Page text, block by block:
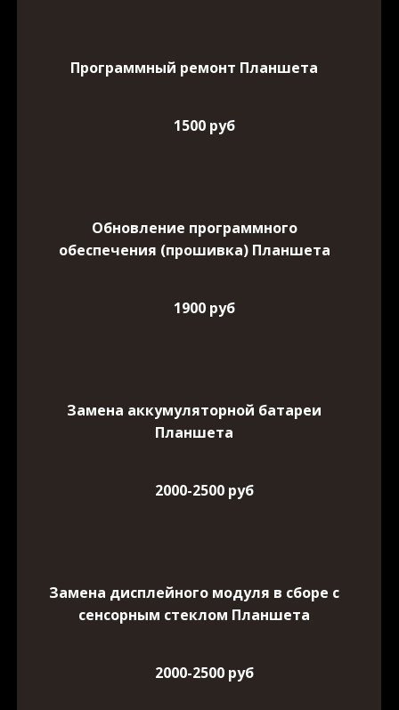
Программный ремонт Планшета
1500 руб
Обновление программного
обеспечения (прошивка) Планшета
1900 руб
Замена аккумуляторной батареи
Планшета
2000-2500 руб
Замена дисплейного модуля в сборе с
сенсорным стеклом Планшета
2000-2500 руб